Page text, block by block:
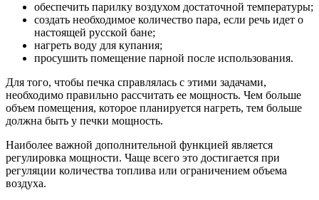
обеспечить парилку воздухом достаточной температуры;
создать необходимое количество пара, если речь идет о
настоящей русской бане;
нагреть воду для купания;
просушить помещение парной после использования.
Для того, чтобы печка справлялась с этими задачами,
необходимо правильно рассчитать ее мощность. Чем больше
объем помещения, которое планируется нагреть, тем больше
должна быть у печки мощность.
Наиболее важной дополнительной функцией является
регулировка мощности. Чаще всего это достигается при
регуляции количества топлива или ограничением объема
воздуха.